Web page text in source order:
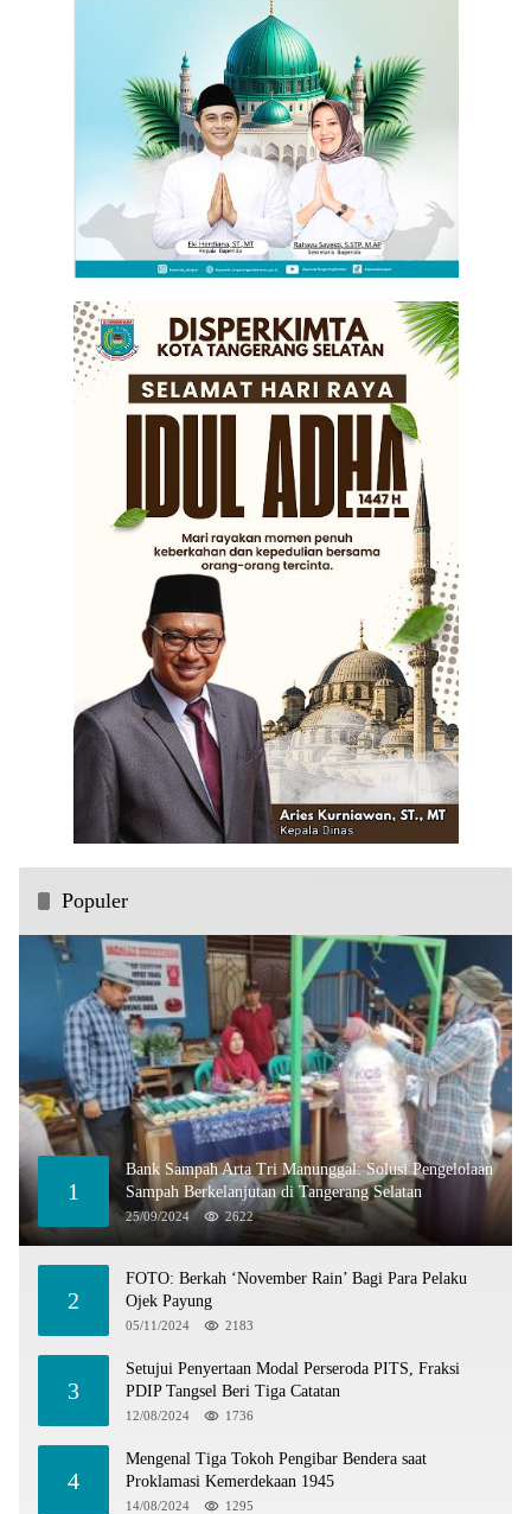
Populer
1
Bank Sampah Arta Tri Manunggal: Solusi Pengelolaan
Sampah Berkelanjutan di Tangerang Selatan
25/09/2024 2622
2
FOTO: Berkah ‘November Rain’ Bagi Para Pelaku
Ojek Payung
05/11/2024 2183
3
Setujui Penyertaan Modal Perseroda PITS, Fraksi
PDIP Tangsel Beri Tiga Catatan
12/08/2024 1736
4
Mengenal Tiga Tokoh Pengibar Bendera saat
Proklamasi Kemerdekaan 1945
14/08/2024 1295